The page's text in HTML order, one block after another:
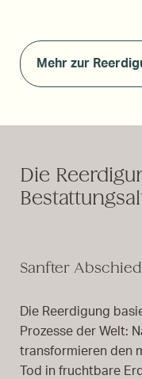
Mehr zur
Die
Sanfter Abschied
Die Reerdigung
Prozesse der Welt:
transformieren den
Tod in fruchtbare